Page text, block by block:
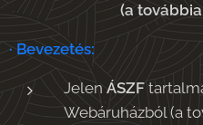
(a
· Bevezetés:
Jelen ÁSZF
Webáruházból (a